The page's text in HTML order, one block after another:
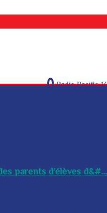
Radio Pacific
parents d’élèves d&#...